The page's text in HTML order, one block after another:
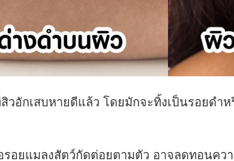
อักเสบหายดีแล้ว โดยมักจะทิ้งเป็นรอยดำห
ยแมลงสัตว์กัดต่อยตามตัว อาจลดทอนควา